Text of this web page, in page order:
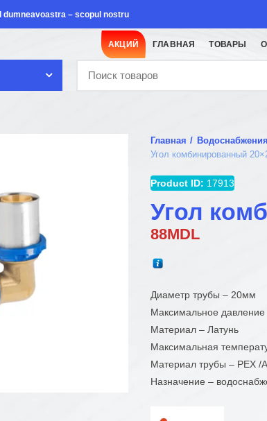
dumneavoastra – scopul nostru
АКЦИЙ ГЛАВНАЯ ТОВАРЫ
Главная
Угол комбинированный
Product ID: 17913
Угол
88MDL
Диаметр трубы – 20мм
Максимальное
Материал – Латунь
Максимальная
Материал трубы – PEX /
Назначение –